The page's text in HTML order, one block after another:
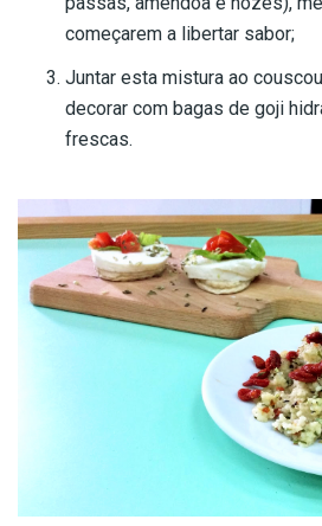
começarem a libertar sabor;
Juntar esta mistura ao
decorar com bagas de goji
frescas.